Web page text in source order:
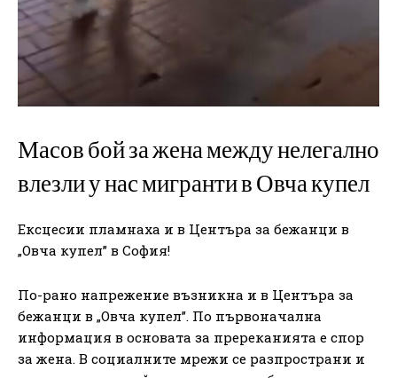
Масов бой за жена между нелегално
влезли у нас мигранти в Овча купел
Ексцесии пламнаха и в Центъра за бежанци в
„Овча купел” в София!
По-рано напрежение възникна и в Центъра за
бежанци в „Овча купел”. По първоначална
информация в основата за пререканията е спор
за жена. В социалните мрежи се разпространи и